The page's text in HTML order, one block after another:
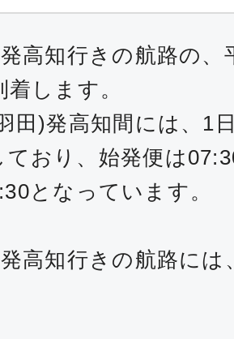
高知行きの航路の
します。
田)発高知間には、1
ており、始発便は
となっています。
高知行きの航路に